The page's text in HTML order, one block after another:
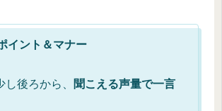
イント＆マナー
し後ろから、
聞こえる声量で一言